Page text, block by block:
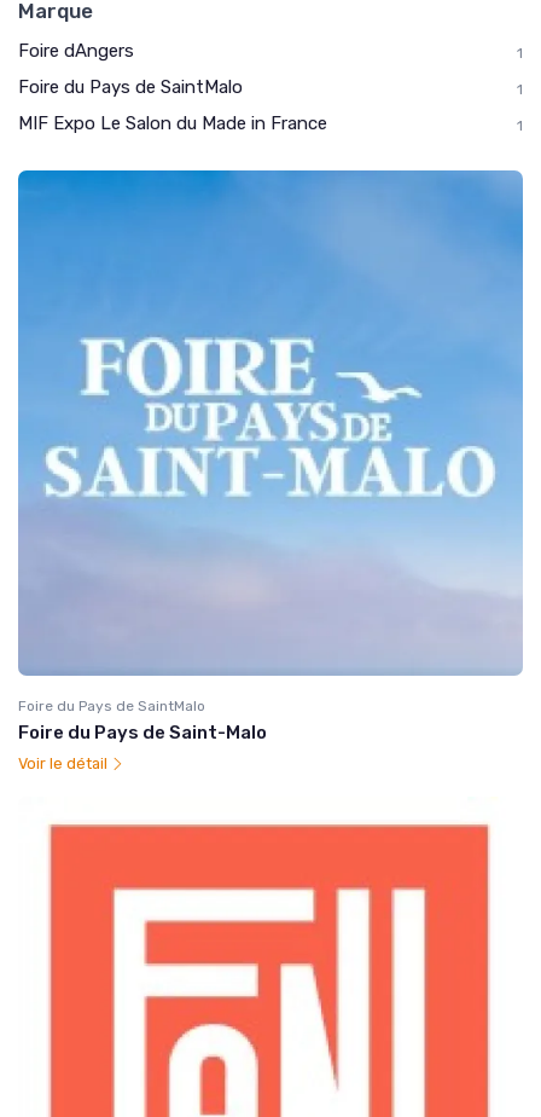
Marque
Foire dAngers 1
Foire du Pays de SaintMalo 1
MIF Expo Le Salon du Made in France 1
Foire du Pays de SaintMalo
Foire du Pays de Saint-Malo
Voir le détail